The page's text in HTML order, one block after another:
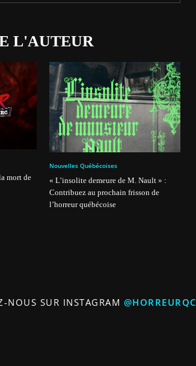
L'AUTEUR
mort de
Nouvelles Québécoises
« L’insolite demeure de M. Nault » :
Contribuez au prochain frisson de
l’horreur québécoise
NOUS SUR INSTAGRAM @HORREURQC